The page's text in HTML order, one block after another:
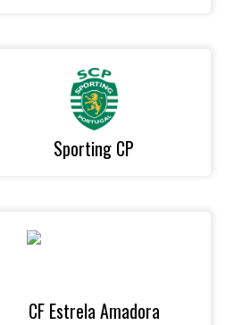
Sporting CP
CF Estrela Amadora